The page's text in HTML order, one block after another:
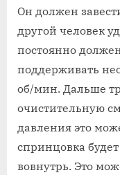
Он должен
другой человек
постоянно
поддерживать
об/мин. Дальше
очистительную
давления это
спринцовка
вовнутрь. Это